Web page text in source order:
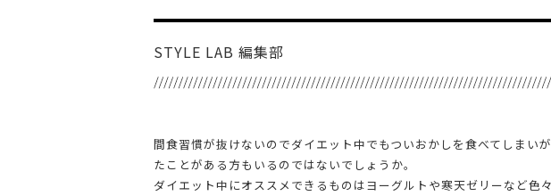
STYLE LAB 編集部
間食習慣が抜けないのでダイエット中でもついおかしを食べてしま
たことがある方もいるのではないでしょうか。
ダイエット中にオススメできるものはヨーグルトや寒天ゼリーなど色